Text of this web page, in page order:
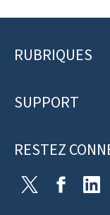
Pied
page
RUBRIQUES
SUPPORT
RESTEZ
Twitter Facebook